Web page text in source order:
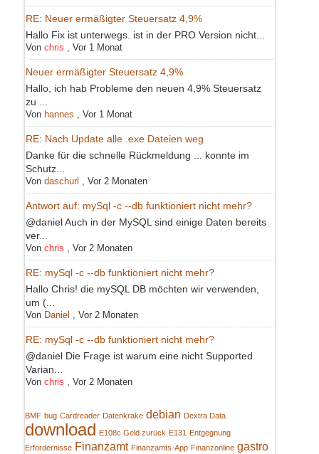
RE: Neuer ermäßigter Steuersatz 4,9%
Hallo Fix ist unterwegs. ist in der PRO Version nicht...
Von chris Vor 1 Monat
Neuer ermäßigter Steuersatz 4,9%
Hallo, ich hab Probleme den neuen 4,9% Steuersatz
zu ...
Von hannes Vor 1 Monat
RE: Nach Update alle .exe Dateien weg
Danke für die schnelle Rückmeldung ... konnte im
Schutz...
Von daschurl Vor 2 Monaten
Antwort auf: mySql -c --db funktioniert nicht mehr?
@daniel Auch in der MySQL sind einige Daten bereits
ver...
Von chris Vor 2 Monaten
RE: mySql -c --db funktioniert nicht mehr?
Hallo Chris! die mySQL DB möchten wir verwenden,
um (...
Von Daniel Vor 2 Monaten
RE: mySql -c --db funktioniert nicht mehr?
@daniel Die Frage ist warum eine nicht Supported
Varian...
Von chris Vor 2 Monaten
BMF bug Cardreader Datenkrake debian Dextra Data
download E108c Geld zurück E131 Entgegnung
Erfordernisse Finanzamt Finanzamts-App Finanzonline gastro